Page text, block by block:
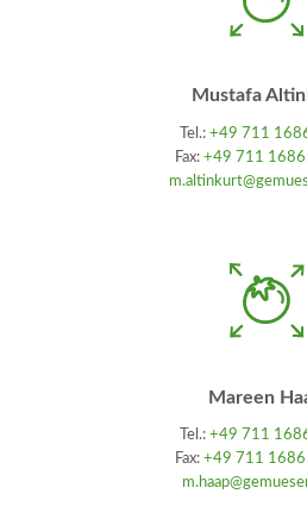
Mustafa
Tel.: +49 711
Fax:+49 711
Mareen
Tel.: +49 711
Fax:+49 711